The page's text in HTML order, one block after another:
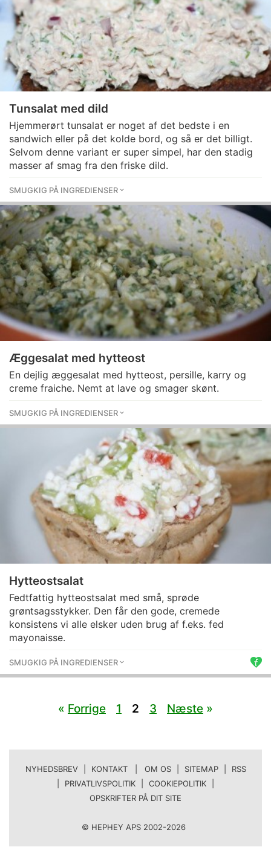
Tunsalat med dild
Hjemmerørt tunsalat er noget af det bedste i en
sandwich eller på det kolde bord, og så er det billigt.
Selvom denne variant er super simpel, har den stadig
masser af smag fra den friske dild.
SMUGKIG PÅ INGREDIENSER
Æggesalat med hytteost
En dejlig æggesalat med hytteost, persille, karry og
creme fraiche. Nemt at lave og smager skønt.
SMUGKIG PÅ INGREDIENSER
Hytteostsalat
Fedtfattig hytteostsalat med små, sprøde
grøntsagsstykker. Den får den gode, cremede
konsistens vi alle elsker uden brug af f.eks. fed
mayonaisse.
SMUGKIG PÅ INGREDIENSER
« Forrige 1 2 3 Næste »
NYHEDSBREV KONTAKT | OM OS SITEMAP
RSS
PRIVATLIVSPOLITIK COOKIEPOLITIK
OPSKRIFTER PÅ DIT SITE
© HEPHEY APS 2002-2026